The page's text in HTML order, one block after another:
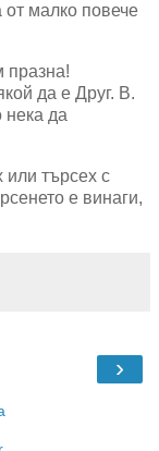
от малко повече
празна!
да е Друг. В.
нека да
или търсех с
е винаги,
›